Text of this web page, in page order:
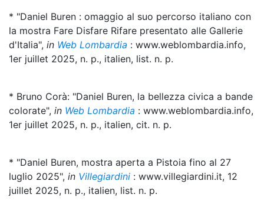
* "Daniel Buren : omaggio al suo percorso italiano con
la mostra Fare Disfare Rifare presentato alle Gallerie
d'Italia", in Web Lombardia : www.weblombardia.info,
1er juillet 2025, n. p., italien, list. n. p.
* Bruno Corà: "Daniel Buren, la bellezza civica a bande
colorate", in Web Lombardia : www.weblombardia.info,
1er juillet 2025, n. p., italien, cit. n. p.
* "Daniel Buren, mostra aperta a Pistoia fino al 27
luglio 2025", in Villegiardini : www.villegiardini.it, 12
juillet 2025, n. p., italien, list. n. p.